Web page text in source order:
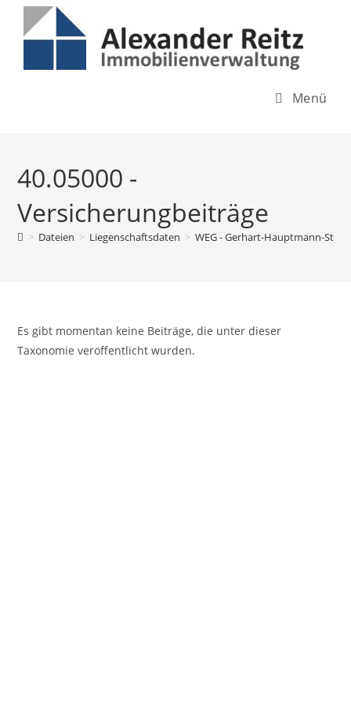
springen
Inhalt
Menü
40.05000 -
Versicherungbeiträge
> Dateien > Liegenschaftsdaten > WEG - Gerhart-Hauptmann-Str.
Es gibt momentan keine Beiträge, die unter dieser
Taxonomie veröffentlicht wurden.